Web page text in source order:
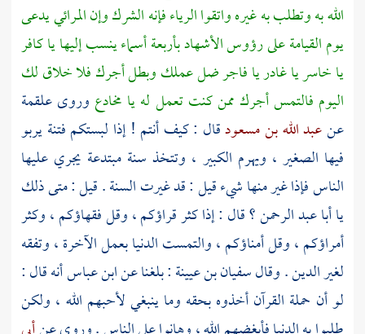
الله به وتطلب به غيره واتقوا الرياء فإنه الشرك وإن المرائي يدعى
يوم القيامة على رؤوس الأشهاد بأربعة أسماء ينسب إليها يا كافر
يا خاسر يا غادر يا فاجر ضل عملك وبطل أجرك فلا خلاق لك
اليوم فالتمس أجرك ممن كنت تعمل له يا مخادع وروىعلقمة
عنعبد الله بن مسعودقال : كيف أنتم ! إذا لبستكم فتنة يربو
فيها الصغير ، ويهرم الكبير ، وتتخذ سنة مبتدعة يجري عليها
الناس فإذا غير منها شيء قيل : قد غيرت السنة . قيل : متى ذلك
ياأبا عبد الرحمن ؟قال : إذا كثر قراؤكم ، وقل فقهاؤكم ، وكثر
أمراؤكم ، وقل أمناؤكم ، والتمست الدنيا بعمل الآخرة ، وتفقه
لغير الدين . وقالسفيان بن عيينة: بلغنا عنابن عباسأنه قال :
لو أن حملة القرآن أخذوه بحقه وما ينبغي لأحبهم الله ، ولكن